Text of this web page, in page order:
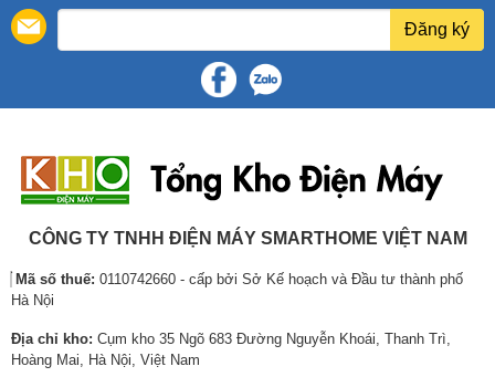
Góc nhìn: 178
Công nghệ âm thanh: Onkyo, Dolby Atmos, DTS:X
40W
Cổng WiFi: Wifi (2.4GHz / 5GHz)
Cổng Optical:
Cổng AV in (Composite /
Component):
ố
c
:
,
0
0
0
h
i
t
3
,
8
0
ố
l
à
:
2
0
0
0
h
ệ
n
t
l
:
,
7
c
:
2
,
8
,
0
i
t
l
:
0
7
Đăng ký
CÔNG TY TNHH ĐIỆN MÁY SMARTHOME VIỆT NAM
Mã số thuế: 0110742660 - cấp bởi Sở Kế hoạch và Đầu tư thành phố
Hà Nội
Địa chỉ kho: Cụm kho 35 Ngõ 683 Đường Nguyễn Khoái, Thanh Trì,
Hoàng Mai, Hà Nội, Việt Nam